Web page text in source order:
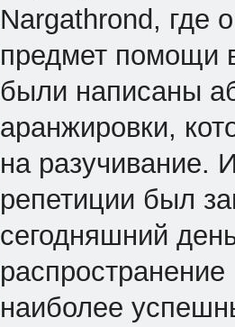
Nargathrond, где
предмет помощи
были написаны
аранжировки,
на разучивание.
репетиции был
сегодняшний
наиболее